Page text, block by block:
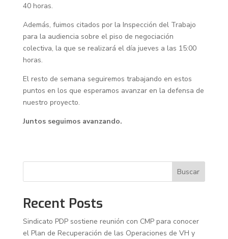
40 horas.
Además, fuimos citados por la Inspección del Trabajo
para la audiencia sobre el piso de negociación
colectiva, la que se realizará el día jueves a las 15:00
horas.
El resto de semana seguiremos trabajando en estos
puntos en los que esperamos avanzar en la defensa de
nuestro proyecto.
Juntos seguimos avanzando.
Buscar
Recent Posts
Sindicato PDP sostiene reunión con CMP para conocer
el Plan de Recuperación de las Operaciones de VH y